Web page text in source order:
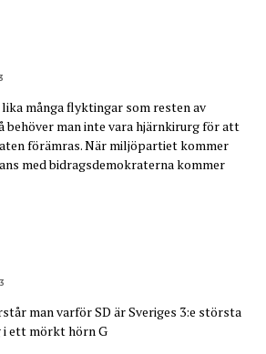
många flyktingar som resten av
behöver man inte vara hjärnkirurg för att
förämras. När miljöpartiet kommer
med bidragsdemokraterna kommer
man varför SD är Sveriges 3:e största
i ett mörkt hörn G